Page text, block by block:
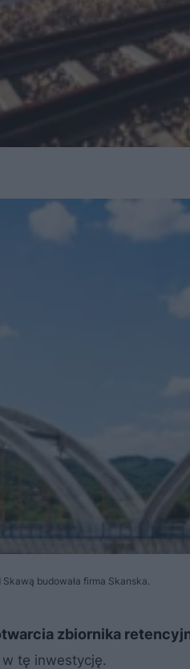
budowała firma Skanska.
zbiornika
w tę inwestycję.